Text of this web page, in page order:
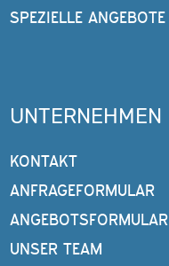
SPEZIELLE ANGEBOTE
UNTERNEHMEN
KONTAKT
ANFRAGEFORMULAR
ANGEBOTSFORMULAR
UNSER TEAM